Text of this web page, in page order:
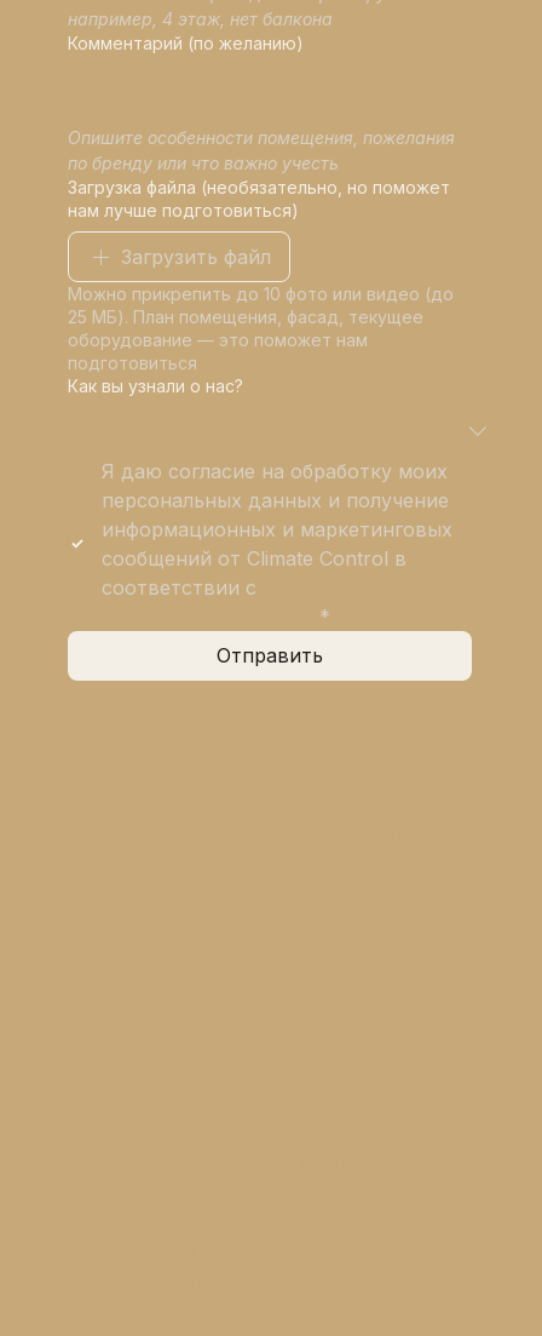
например, 4 этаж, нет балкона
Комментарий (по желанию)
Опишите особенности помещения, пожелания
по бренду или что важно учесть
Загрузка файла (необязательно, но поможет
нам лучше подготовиться)
Загрузить файл
Можно прикрепить до 10 фото или видео (до
25 МБ). План помещения, фасад, текущее
оборудование — это поможет нам
подготовиться
Как вы узнали о нас?
Я даю согласие на обработку моих
персональных данных и получение
информационных и маркетинговых
сообщений от Climate Control в
соответствии с
*
Отправить